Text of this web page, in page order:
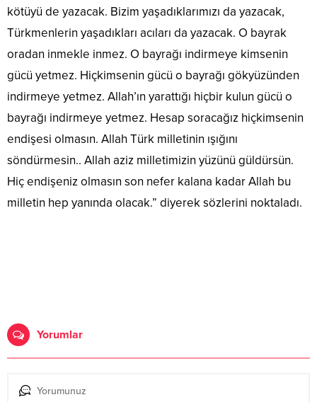
kötüyü de yazacak. Bizim yaşadıklarımızı da yazacak,
Türkmenlerin yaşadıkları acıları da yazacak. O bayrak
oradan inmekle inmez. O bayrağı indirmeye kimsenin
gücü yetmez. Hiçkimsenin gücü o bayrağı gökyüzünden
indirmeye yetmez. Allah’ın yarattığı hiçbir kulun gücü o
bayrağı indirmeye yetmez. Hesap soracağız hiçkimsenin
endişesi olmasın. Allah Türk milletinin ışığını
söndürmesin.. Allah aziz milletimizin yüzünü güldürsün.
Hiç endişeniz olmasın son nefer kalana kadar Allah bu
milletin hep yanında olacak.” diyerek sözlerini noktaladı.
Yorumlar